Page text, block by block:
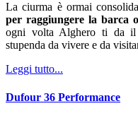
La ciurma è ormai
per raggiungere la barca
ogni volta Alghero ti da il
stupenda da vivere e da
Leggi tutto...
Dufour 36 Performance